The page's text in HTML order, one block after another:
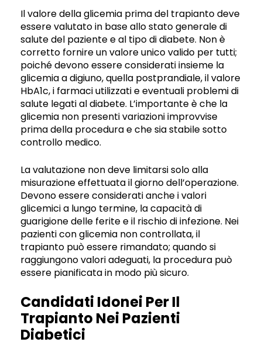
Il valore della glicemia prima del trapianto deve
essere valutato in base allo stato generale di
salute del paziente e al tipo di diabete. Non è
corretto fornire un valore unico valido per tutti;
poiché devono essere considerati insieme la
glicemia a digiuno, quella postprandiale, il valore
HbA1c, i farmaci utilizzati e eventuali problemi di
salute legati al diabete. L’importante è che la
glicemia non presenti variazioni improvvise
prima della procedura e che sia stabile sotto
controllo medico.
La valutazione non deve limitarsi solo alla
misurazione effettuata il giorno dell’operazione.
Devono essere considerati anche i valori
glicemici a lungo termine, la capacità di
guarigione delle ferite e il rischio di infezione. Nei
pazienti con glicemia non controllata, il
trapianto può essere rimandato; quando si
raggiungono valori adeguati, la procedura può
essere pianificata in modo più sicuro.
Candidati Idonei Per Il
Trapianto Nei Pazienti
Diabetici